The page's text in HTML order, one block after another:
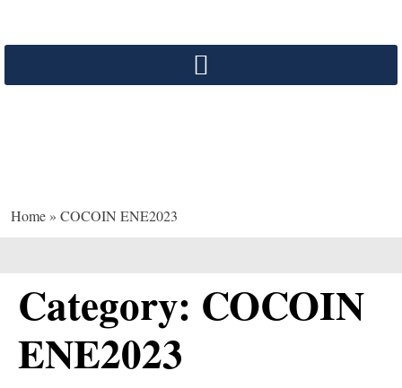
Home » COCOIN ENE2023
Category: COCOIN
ENE2023